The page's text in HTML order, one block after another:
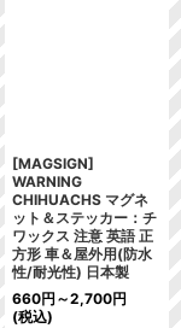
[MAGSIGN]
WARNING
CHIHUACHS マグネ
ット＆ステッカー：チ
ワックス 注意 英語 正
方形 車＆屋外用(防水
性/耐光性) 日本製
660円 ～2,700円
(税込)